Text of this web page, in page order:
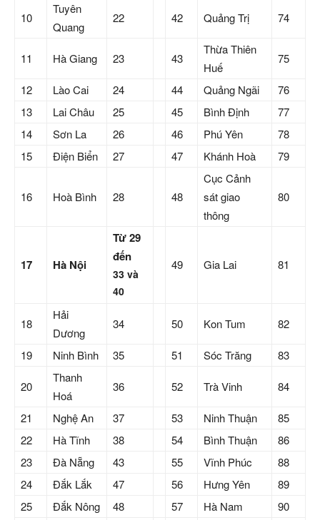
10
Tuyên
Quang
22 42 Quảng Trị 74
11 Hà Giang 23 43
Thừa Thiên
Huế
75
12 Lào Cai 24 44 Quảng Ngãi
76
13
Lai Châu 25 45 Bình Định
77
14
Sơn La 26 46 Phú Yên
78
15
Điện Biển 27 47 Khánh Hoà 79
16 Hoà Bình 28 48
Cục Cảnh
sát giao
thông
80
17 Hà Nội
Từ 29
đến
33 và
40
49 Gia Lai 81
18
Hải
Dương
34 50 Kon Tum 82
19 Ninh Bình 35 51 Sóc Trăng 83
20
Thanh
Hoá
36 52 Trà Vinh 84
21 Nghệ An 37 53 Ninh Thuận
85
22
Hà Tĩnh 38 54 Bình Thuận
86
23
Đà Nẵng 43 55 Vĩnh Phúc
88
24
Đắk Lắk 47 56 Hưng Yên
89
25
Đắk Nông 48 57 Hà Nam 90